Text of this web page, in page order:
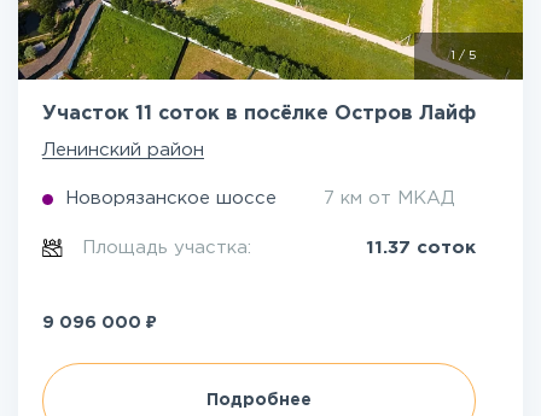
1 / 5
Участок 11 соток в посёлке Остров Лайф
Ленинский район
Новорязанское шоссе 7 км от МКАД
Площадь участка: 11.37 соток
9 096 000 ₽
Подробнее